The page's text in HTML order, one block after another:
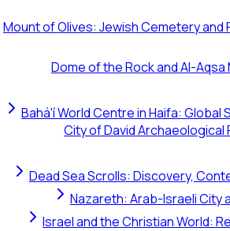
Mount of Olives: Jewish Cemetery and
Dome of the Rock and Al-
Bahá'í World Centre in Haifa: Global
City of David Archaeological
Dead Sea Scrolls: Discovery,
Nazareth: Arab-Israeli City
Israel and the Christian World: